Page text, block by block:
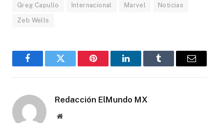
Greg Capullo Internacional Marvel Noticias
Zeb Wells
FacebookGorjeo Pinterest LinkedInTumblr
Correo
Redacción ElMundo MX
Sitio